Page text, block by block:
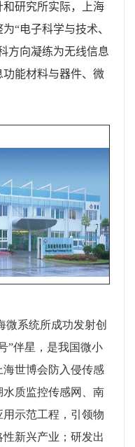
研究所实际，上海
为“电子科学与技术、
方向凝练为无线信息
能材料与器件、微
微系统所成功发射创
”伴星，是我国微小
世博会防入侵传感
质监控传感网、南
示范工程，引领物
新兴产业；研发出